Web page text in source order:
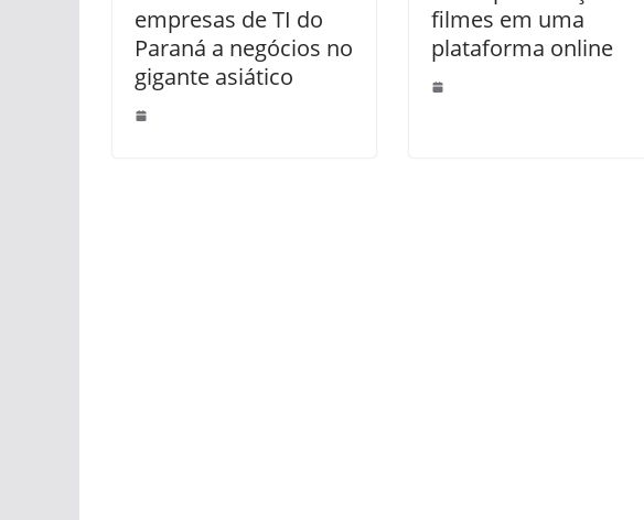
empresas de TI do
Paraná a negócios no
gigante asiático
filmes em uma
plataforma online